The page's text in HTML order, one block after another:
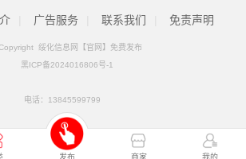
发布 商家 我的
广告服务 联系我们 免责声明
绥化信息网【官网】免费发布
黑ICP备2024016806号-1
电话： 13845599799